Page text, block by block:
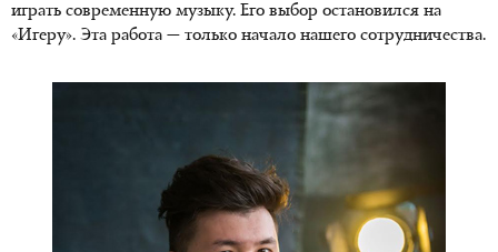
играть современную музыку. Его выбор остановился на
«Игеру». Эта работа — только начало нашего сотрудничества.